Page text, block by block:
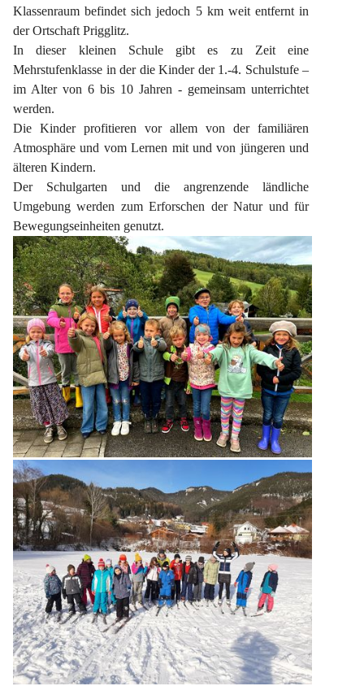
Klassenraum befindet sich jedoch 5 km weit entfernt in
der Ortschaft Prigglitz.
In dieser kleinen Schule gibt es zu Zeit eine
Mehrstufenklasse in der die Kinder der 1.-4. Schulstufe –
im Alter von 6 bis 10 Jahren - gemeinsam unterrichtet
werden.
Die Kinder profitieren vor allem von der familiären
Atmosphäre und vom Lernen mit und von jüngeren und
älteren Kindern.
Der Schulgarten und die angrenzende ländliche
Umgebung werden zum Erforschen der Natur und für
Bewegungseinheiten genutzt.